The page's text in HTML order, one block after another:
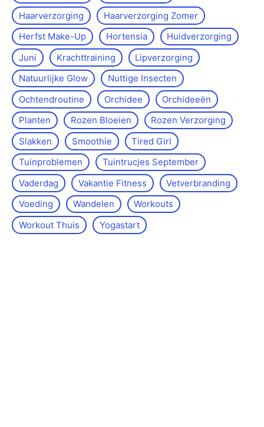
Haarverzorging
Haarverzorging Zomer
Herfst Make-Up
Hortensia
Huidverzorging
Juni
Krachttraining
Lipverzorging
Natuurlijke Glow
Nuttige Insecten
Ochtendroutine
Orchidee
Orchideeën
Planten
Rozen Bloeien
Rozen Verzorging
Slakken
Smoothie
Tired Girl
Tuinproblemen
Tuintrucjes September
Vaderdag
Vakantie Fitness
Vetverbranding
Voeding
Wandelen
Workouts
Workout Thuis
Yoga­start